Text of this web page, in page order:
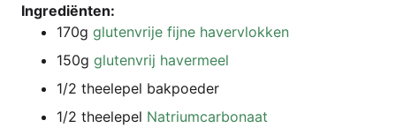
Ingre­diën­ten:
170g glu­ten­vri­je fij­ne havervlokken
150g glu­ten­vrij havermeel
1/2 thee­l­e­pel bakpoeder
1/2 thee­l­e­pel Natri­um­car­bo­naat